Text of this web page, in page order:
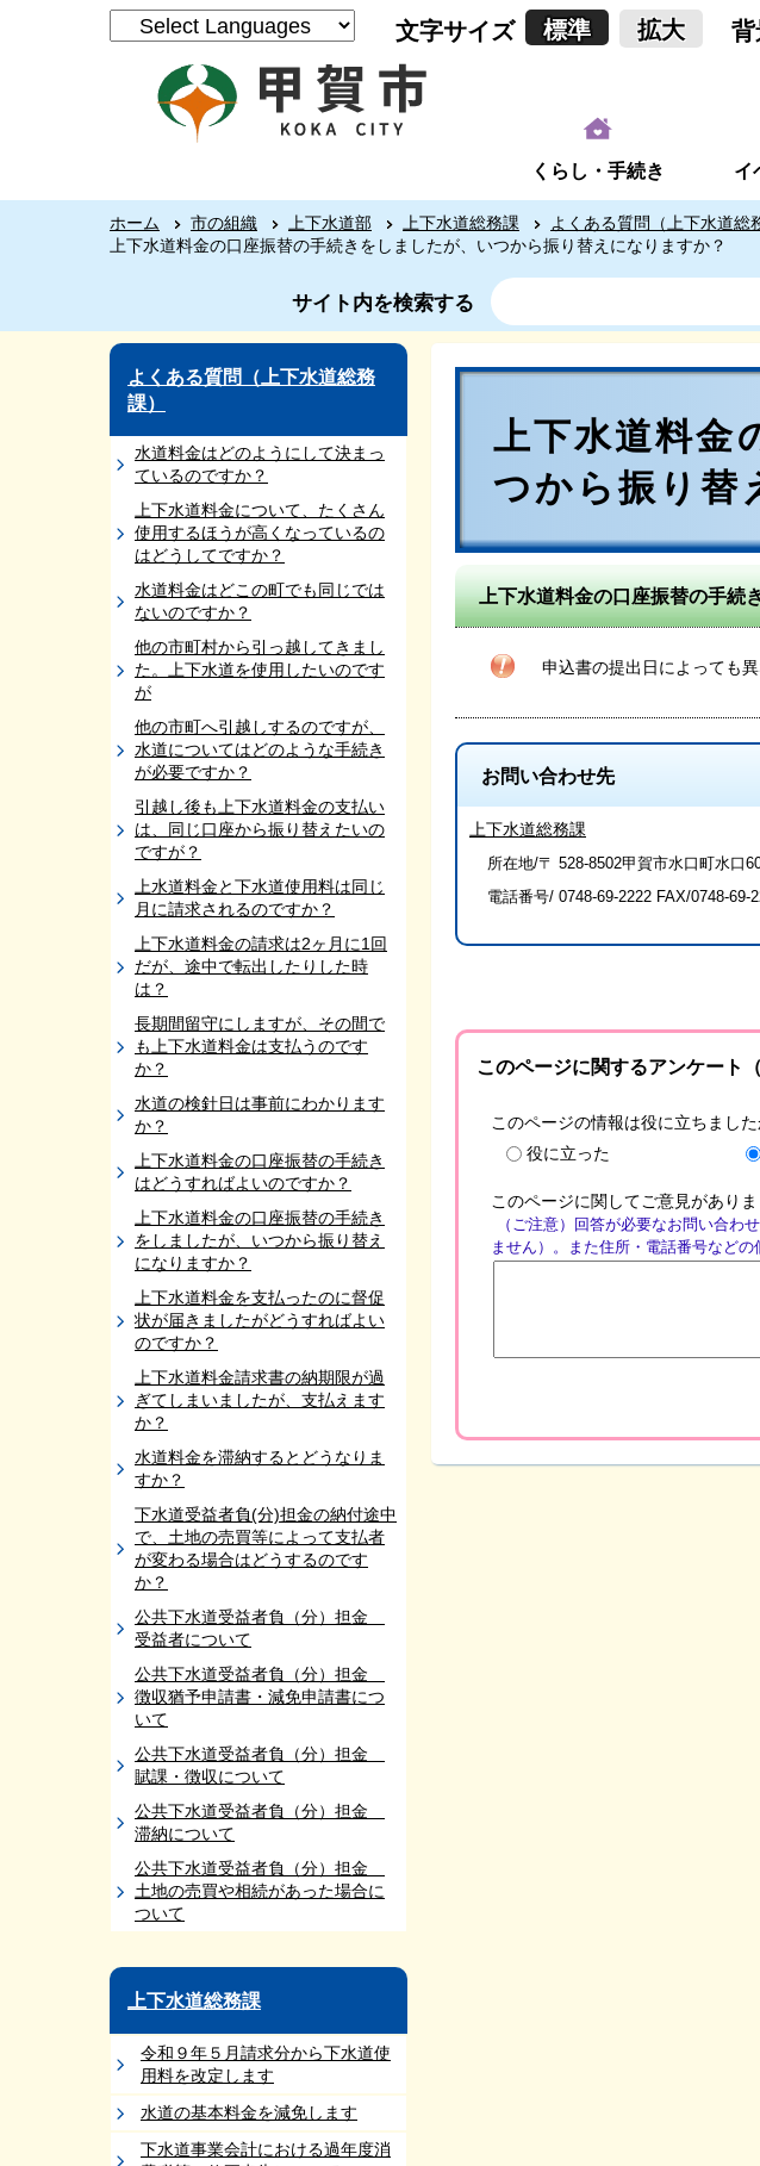
文字サイズ 標準 拡大 背
くらし・手続き イ
ホーム 市の組織 上下水道部 上下水道総務課
よくある質問（上下水道総
上下水道料金の口座振替の手続きをしましたが、いつから振り替えになりますか？
サイト内を検索する
よくある質問（上下水道総務
課）
水道料金はどのようにして決まっ
ているのですか？
上下水道料金について、たくさん
使用するほうが高くなっているの
はどうしてですか？
水道料金はどこの町でも同じでは
ないのですか？
他の市町村から引っ越してきまし
た。上下水道を使用したいのです
が
他の市町へ引越しするのですが、
水道についてはどのような手続き
が必要ですか？
引越し後も上下水道料金の支払い
は、同じ口座から振り替えたいの
ですが？
上水道料金と下水道使用料は同じ
月に請求されるのですか？
上下水道料金の請求は2ヶ月に1回
だが、途中で転出したりした時
は？
長期間留守にしますが、その間で
も上下水道料金は支払うのです
か？
水道の検針日は事前にわかります
か？
上下水道料金の口座振替の手続き
はどうすればよいのですか？
上下水道料金の口座振替の手続き
をしましたが、いつから振り替え
になりますか？
上下水道料金を支払ったのに督促
状が届きましたがどうすればよい
のですか？
上下水道料金請求書の納期限が過
ぎてしまいましたが、支払えます
か？
水道料金を滞納するとどうなりま
すか？
下水道受益者負(分)担金の納付途中
で、土地の売買等によって支払者
が変わる場合はどうするのです
か？
公共下水道受益者負（分）担金
受益者について
公共下水道受益者負（分）担金
徴収猶予申請書・減免申請書につ
いて
公共下水道受益者負（分）担金
賦課・徴収について
公共下水道受益者負（分）担金
滞納について
公共下水道受益者負（分）担金
土地の売買や相続があった場合に
ついて
上下水道総務課
令和９年５月請求分から下水道使
用料を改定します
水道の基本料金を減免します
下水道事業会計における過年度消
上下水道料金
つから振り替
上下水道料金の口座振替の手続
申込書の提出日によっても異
お問い合わせ先
上下水道総務課
所在地/〒 528-8502甲賀市水口町水口
電話番号/ 0748-69-2222 FAX/0748-69-
このページに関するアンケート
このページの情報は役に立ちました
役に立った
このページに関してご意見がありま
（ご注意）回答が必要なお問い合わ
ません）。また住所・電話番号など